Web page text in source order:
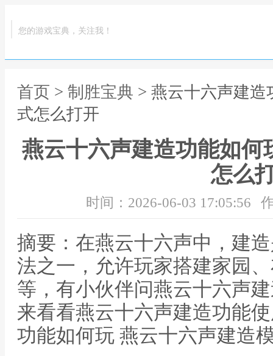
您的游戏宝典，关注我！
首页 > 制胜宝典 > 燕云十六声建
式怎么打开
燕云十六声建造功能如何
怎么
时间：2026-06-03 17:05:56
摘要：在燕云十六声中，建
法之一，允许玩家搭建家园
等，有小伙伴问燕云十六声
来看看燕云十六声建造功能
功能如何玩 燕云十六声建造